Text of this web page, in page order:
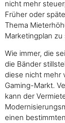
nicht mehr
Früher oder
Thema
Marketingplan zu
Wie immer, die
die Bänder
diese nicht mehr
Gaming-Markt.
kann der
einen